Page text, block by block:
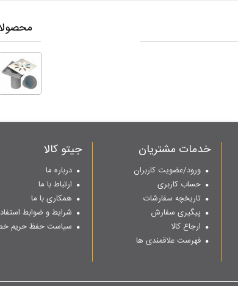
خدمات مشتریان
ورود/عضویت کاربران
حساب کاربری
تاریخچه سفارشات
پیگیری سفارش
ارجاع کالا
فهرست علاقمندی ها
جیتو کالا
درباره ما
ارتباط با ما
همکاری با ما
شرایط و ضوابط
سیاست حفظ حریم